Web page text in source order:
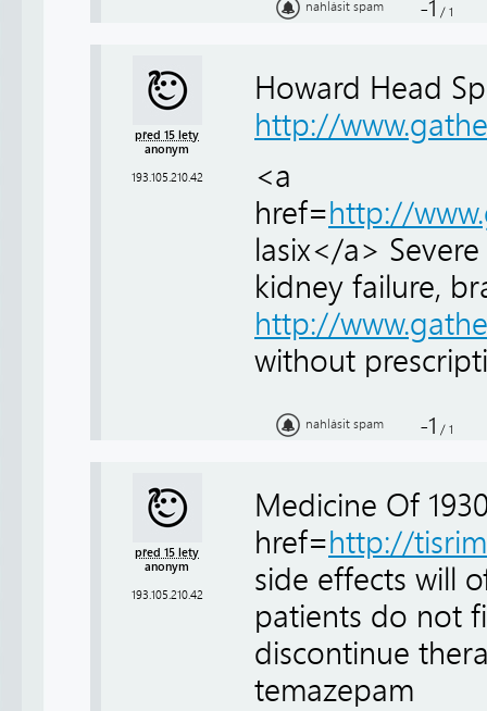
nahlásit spam -1 / 1
před 15 lety
anonym
193.105.210.42
Howard Head
http://
<a
href=http://
lasix</a>
kidney failure,
http://
without
nahlásit spam -1 / 1
před 15 lety
anonym
193.105.210.42
Medicine Of
href=http://
side effects will
patients do not
discontinue
temazepam